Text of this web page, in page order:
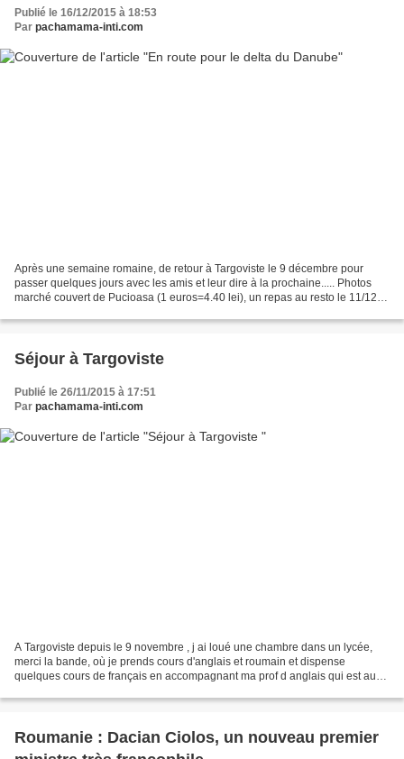
Publié le 16/12/2015 à 18:53
Par pachamama-inti.com
Après une semaine romaine, de retour à Targoviste le 9 décembre pour
passer quelques jours avec les amis et leur dire à la prochaine..... Photos
marché couvert de Pucioasa (1 euros=4.40 lei), un repas au resto le 11/12,
Séjour à Targoviste
Publié le 26/11/2015 à 17:51
Par pachamama-inti.com
A Targoviste depuis le 9 novembre , j ai loué une chambre dans un lycée,
merci la bande, où je prends cours d'anglais et roumain et dispense
quelques cours de français en accompagnant ma prof d anglais qui est aussi
Roumanie : Dacian Ciolos, un nouveau premier